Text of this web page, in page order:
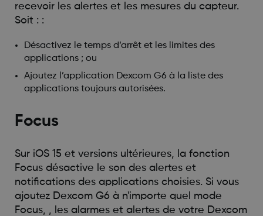
recevoir les alertes et les mesures du capteur.
Soit : :
Désactivez le temps d’arrêt et les limites des
applications ; ou
Ajoutez l’application Dexcom G6 à la liste des
applications toujours autorisées.
Focus
Sur iOS 15 et versions ultérieures, la fonction
Focus désactive le son des alertes et
notifications des applications choisies. Si vous
ajoutez Dexcom G6 à n'importe quel mode
Focus, , les alarmes et alertes de votre Dexcom